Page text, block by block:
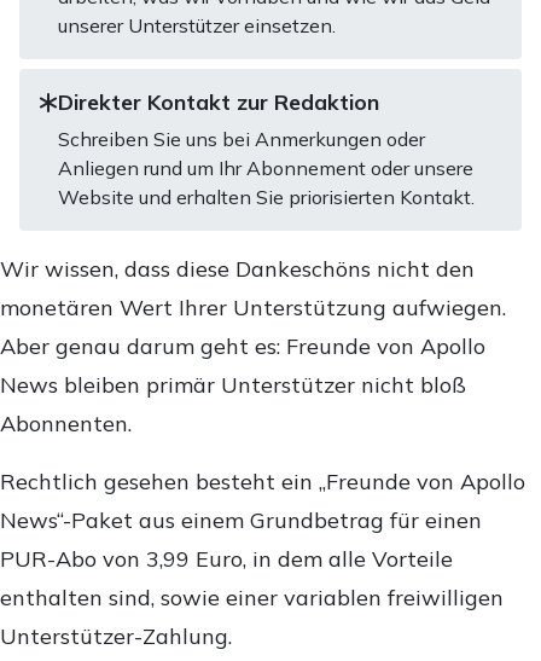
unserer Unterstützer einsetzen.
Direkter Kontakt zur Redaktion
Schreiben Sie uns bei Anmerkungen oder
Anliegen rund um Ihr Abonnement oder unsere
Website und erhalten Sie priorisierten Kontakt.
Wir wissen, dass diese Dankeschöns nicht den
monetären Wert Ihrer Unterstützung aufwiegen.
Aber genau darum geht es: Freunde von Apollo
News bleiben primär Unterstützer nicht bloß
Abonnenten.
Rechtlich gesehen besteht ein „Freunde von Apollo
News“-Paket aus einem Grundbetrag für einen
PUR-Abo von 3,99 Euro, in dem alle Vorteile
enthalten sind, sowie einer variablen freiwilligen
Unterstützer-Zahlung.